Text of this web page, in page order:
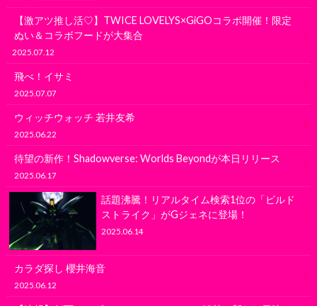
【激アツ推し活♡】TWICE LOVELYS×GiGOコラボ開催！限定
ぬい＆コラボフードが大集合
2025.07.12
飛べ！イサミ
2025.07.07
ウィッチウォッチ 若井友希
2025.06.22
待望の新作！Shadowverse: Worlds Beyondが本日リリース
2025.06.17
話題沸騰！リアルタイム検索1位の「ビルド
ストライク」がGジェネに登場！
2025.06.14
カラダ探し 櫻井海音
2025.06.12